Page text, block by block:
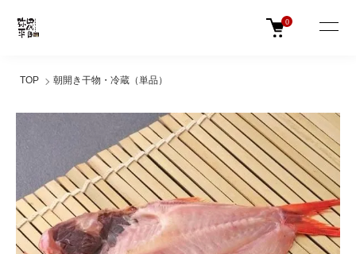
0
TOP 朝開き干物・冷蔵（単品）